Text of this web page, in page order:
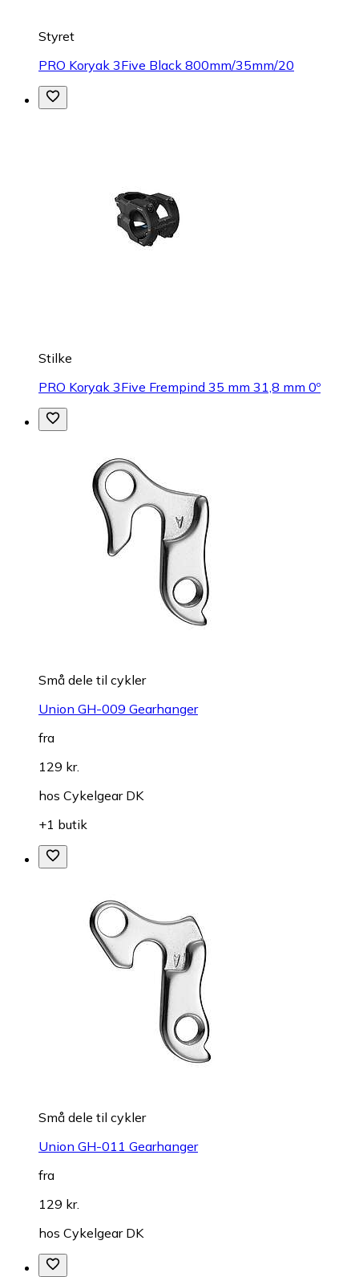
Styret
PRO Koryak 3Five Black 800mm/35mm/20
Stilke
PRO Koryak 3Five Frempind 35 mm 31,8 mm 0º
Små dele til cykler
Union GH-009 Gearhanger
fra
129 kr.
hos Cykelgear DK
+1 butik
Små dele til cykler
Union GH-011 Gearhanger
fra
129 kr.
hos Cykelgear DK